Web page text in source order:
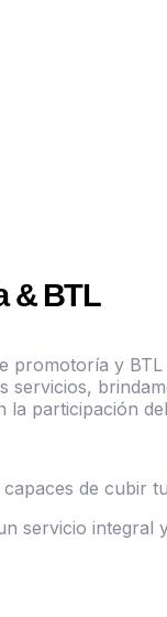
& BTL
y
la participación
de cubir
servicio integral